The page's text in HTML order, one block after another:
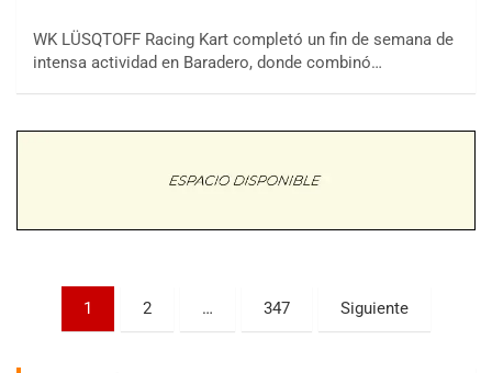
WK LÜSQTOFF Racing Kart completó un fin de semana de
intensa actividad en Baradero, donde combinó…
Paginación
1 2 … 347 Siguiente
COBERTURA ESPECIAL DE E-KART.COM.AR
08/09-AGO
Trenque Lauquen (Buenos Aires)
Villaguay (Entre Ríos)